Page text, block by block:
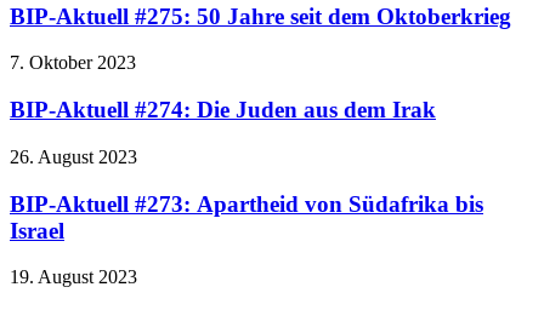
BIP-Aktuell #275: 50 Jahre seit dem Oktoberkrieg
7. Oktober 2023
BIP-Aktuell #274: Die Juden aus dem Irak
26. August 2023
BIP-Aktuell #273: Apartheid von Südafrika bis
Israel
19. August 2023